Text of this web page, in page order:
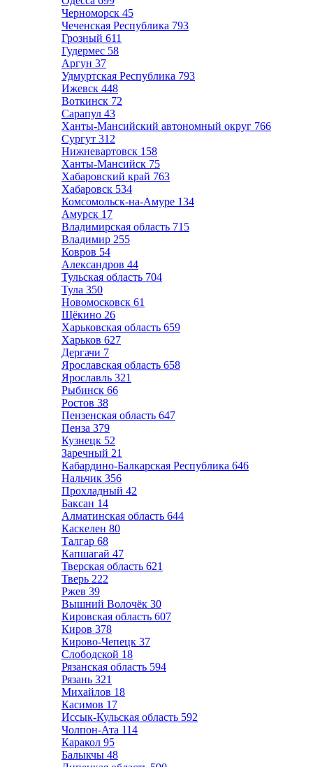
Черноморск 45
Чеченская Республика 793
Грозный 611
Гудермес 58
Аргун 37
Удмуртская Республика 793
Ижевск 448
Воткинск 72
Сарапул 43
Ханты-Мансийский автономный округ 766
Сургут 312
Нижневартовск 158
Ханты-Мансийск 75
Хабаровский край 763
Хабаровск 534
Комсомольск-на-Амуре 134
Амурск 17
Владимирская область 715
Владимир 255
Ковров 54
Александров 44
Тульская область 704
Тула 350
Новомосковск 61
Щёкино 26
Харьковская область 659
Харьков 627
Дергачи 7
Ярославская область 658
Ярославль 321
Рыбинск 66
Ростов 38
Пензенская область 647
Пенза 379
Кузнецк 52
Заречный 21
Кабардино-Балкарская Республика 646
Нальчик 356
Прохладный 42
Баксан 14
Алматинская область 644
Каскелен 80
Талгар 68
Капшагай 47
Тверская область 621
Тверь 222
Ржев 39
Вышний Волочёк 30
Кировская область 607
Киров 378
Кирово-Чепецк 37
Слободской 18
Рязанская область 594
Рязань 321
Михайлов 18
Касимов 17
Иссык-Кульская область 592
Чолпон-Ата 114
Каракол 95
Балыкчы 48